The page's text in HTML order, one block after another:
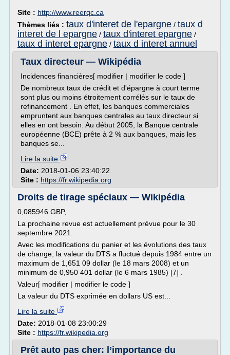
Site : http://www.reerqc.ca
Thèmes liés : taux d'interet de l'epargne / taux d
interet de l epargne / taux d'interet epargne /
taux d interet epargne / taux d interet annuel
Taux directeur — Wikipédia
Incidences financières[ modifier | modifier le code ]
De nombreux taux de crédit et d'épargne à court terme
sont plus ou moins étroitement corrélés sur le taux de
refinancement . En effet, les banques commerciales
empruntent aux banques centrales au taux directeur si
elles en ont besoin. Au début 2005, la Banque centrale
européenne (BCE) prête à 2 % aux banques, mais les
banques se...
Lire la suite
Date: 2018-01-06 23:40:22
Site : https://fr.wikipedia.org
Droits de tirage spéciaux — Wikipédia
0,085946 GBP,
La prochaine revue est actuellement prévue pour le 30
septembre 2021.
Avec les modifications du panier et les évolutions des taux
de change, la valeur du DTS a fluctué depuis 1984 entre un
maximum de 1,651 09 dollar (le 18 mars 2008) et un
minimum de 0,950 401 dollar (le 6 mars 1985) [7] .
Valeur[ modifier | modifier le code ]
La valeur du DTS exprimée en dollars US est...
Lire la suite
Date: 2018-01-08 23:00:29
Site : https://fr.wikipedia.org
Prêt auto pas cher: l’importance du